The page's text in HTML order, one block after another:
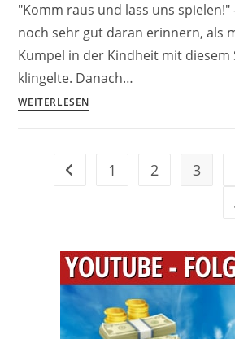
Seven
vs.
Money
Female
"Komm raus und lass uns spielen!"
noch sehr gut daran erinnern, als
Kumpel in der Kindheit mit diesem
klingelte. Danach…
WEITERLESEN
(Experiment)
Gehe zur vorherigen Seite
1 2 3